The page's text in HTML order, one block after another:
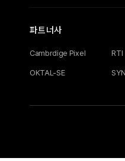
파트너사
Cambrdige Pixel RTI
OKTAL-SE